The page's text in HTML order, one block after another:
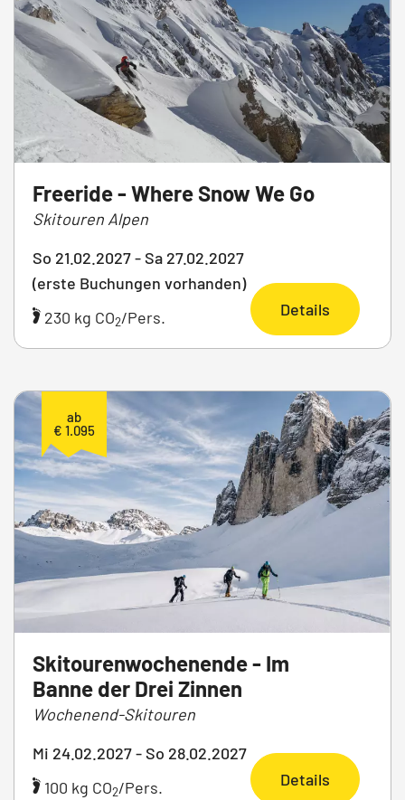
Freeride - Where Snow We Go
Skitouren Alpen
So 21.02.2027 - Sa 27.02.2027
(erste Buchungen vorhanden)
230 kg CO2/Pers. Details
ab
€ 1.095
Skitourenwochenende - Im
Banne der Drei Zinnen
Wochenend-Skitouren
Mi 24.02.2027 - So 28.02.2027
100 kg CO2/Pers. Details